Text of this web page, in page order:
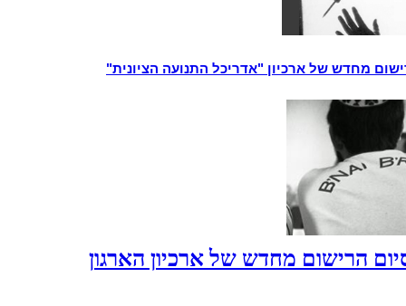
מחדש של ארכיון "אדריכל התנועה הציונית"
הרישום מחדש של ארכיון הארגון